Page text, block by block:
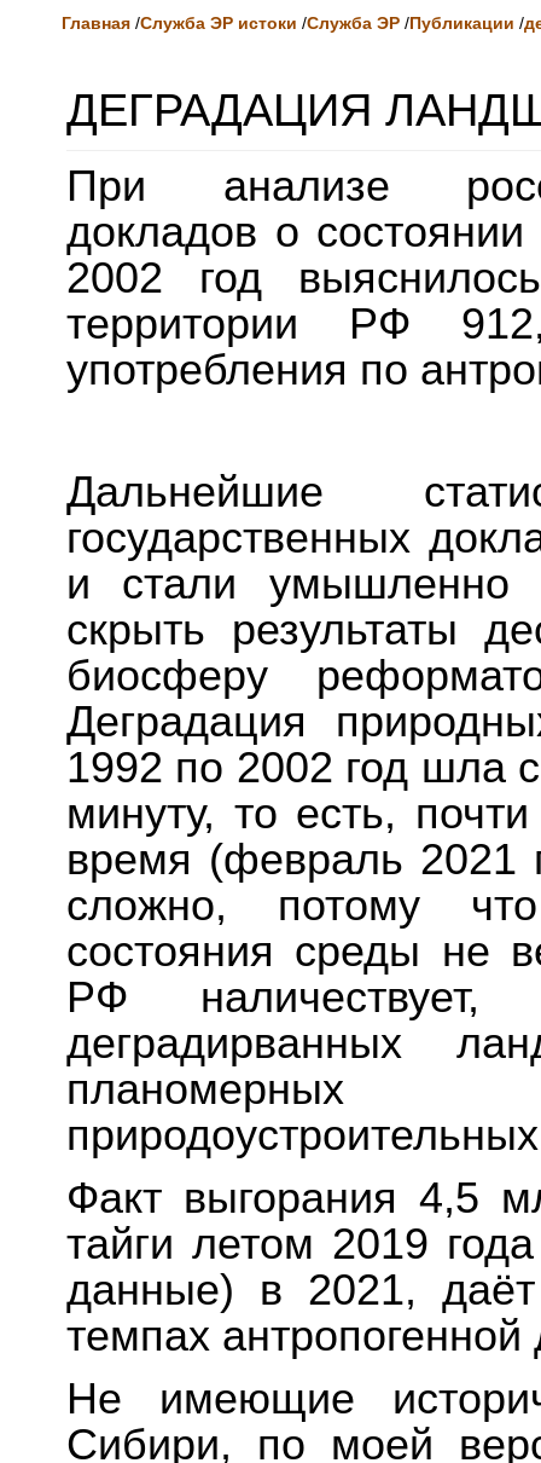
Главная /Служба ЭР истоки /Служба ЭР /Публикации /
ДЕГРАДАЦИЯ
При анализе
докладов о
2002 год
территории РФ
употребления по
Дальнейшие
государственных
и стали умышленно
скрыть результаты
биосферу
Деградация
1992 по 2002 год шла
минуту, то есть,
время (февраль 2021
сложно, потому
состояния среды не
РФ
деградирванных
Факт выгорания 4,5
тайги летом 2019
данные) в 2021, даёт
темпах
Не имеющие
Сибири, по моей